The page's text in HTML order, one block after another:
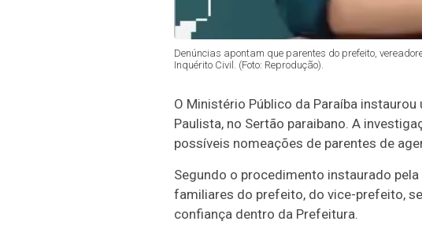
Denúncias apontam que parentes do prefeito,
Inquérito Civil. (Foto: Reprodução).
O Ministério Público da Paraíba
Paulista, no Sertão paraibano. A
possíveis nomeações de parentes de
Segundo o procedimento instaurado
familiares do prefeito, do vice-prefeito,
confiança dentro da Prefeitura.